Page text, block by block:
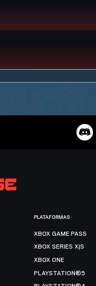
PLATAFORMAS
XBOX GAME PASS
XBOX SERIES X|S
XBOX ONE
PLAYSTATION®5